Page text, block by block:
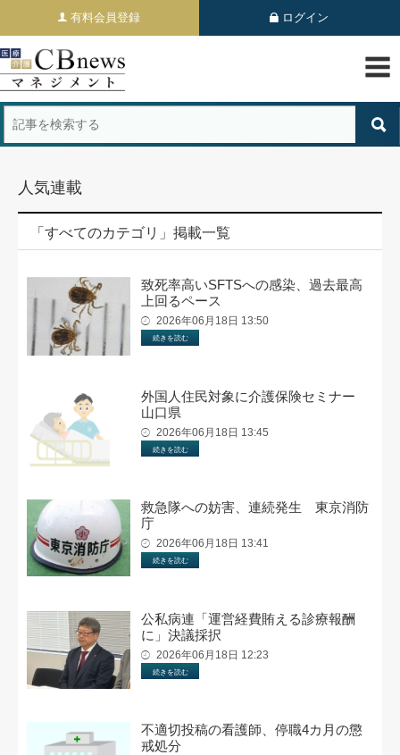
有料会員登録 ログイン
人気連載
「すべてのカテゴリ」掲載一覧
致死率高いSFTSへの感染、過去最高
上回るペース
2026年06月18日 13:50
続きを読む
外国人住民対象に介護保険セミナー
山口県
2026年06月18日 13:45
続きを読む
救急隊への妨害、連続発生 東京消防
庁
2026年06月18日 13:41
続きを読む
公私病連「運営経費賄える診療報酬
に」決議採択
2026年06月18日 12:23
続きを読む
不適切投稿の看護師、停職4カ月の懲
戒処分